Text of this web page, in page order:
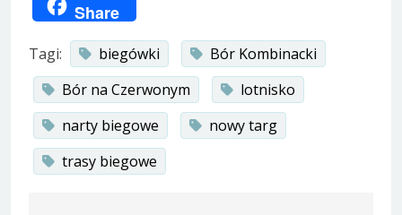
Share
Tagi: biegówki
Bór Kombinacki
Bór na Czerwonym
lotnisko
narty biegowe
nowy targ
trasy biegowe